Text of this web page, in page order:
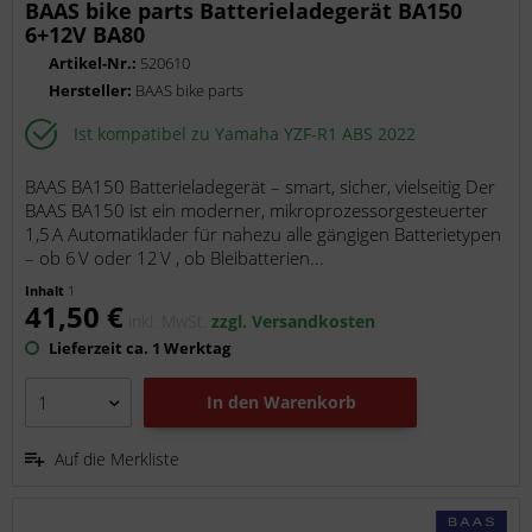
BAAS bike parts Batterieladegerät BA150
6+12V BA80
Artikel-Nr.: 520610
Hersteller: BAAS bike parts
Ist kompatibel zu Yamaha YZF-R1 ABS 2022
BAAS BA150 Batterieladegerät – smart, sicher, vielseitig Der
BAAS BA150 ist ein moderner, mikroprozessorgesteuerter
1,5 A Automatiklader für nahezu alle gängigen Batterietypen
– ob 6 V oder 12 V , ob Bleibatterien...
Inhalt 1
41,50 € inkl. MwSt.zzgl. Versandkosten
Lieferzeit ca. 1 Werktag
In den Warenkorb
Auf die Merkliste